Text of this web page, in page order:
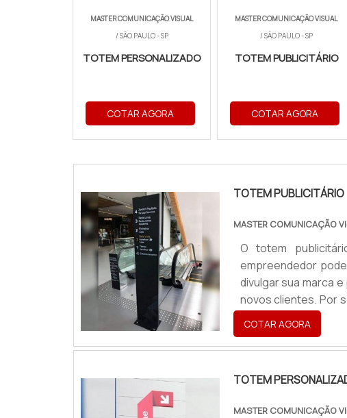
MASTER COMUNICAÇÃO VISUAL
/ SÃO PAULO - SP
TOTEM PERSONALIZADO
COTAR AGORA
MASTER COMUNICAÇÃO VISUAL
/ SÃO PAULO - SP
TOTEM PUBLICITÁRIO
COTAR AGORA
TOTEM PUBLICITÁRIO
MASTER COMUNICAÇÃO
O totem
empreendedor
divulgar sua marca
novos clientes. Por
negócios que
mundo da
COTAR AGORA
TOTEM
MASTER COMUNICAÇÃO